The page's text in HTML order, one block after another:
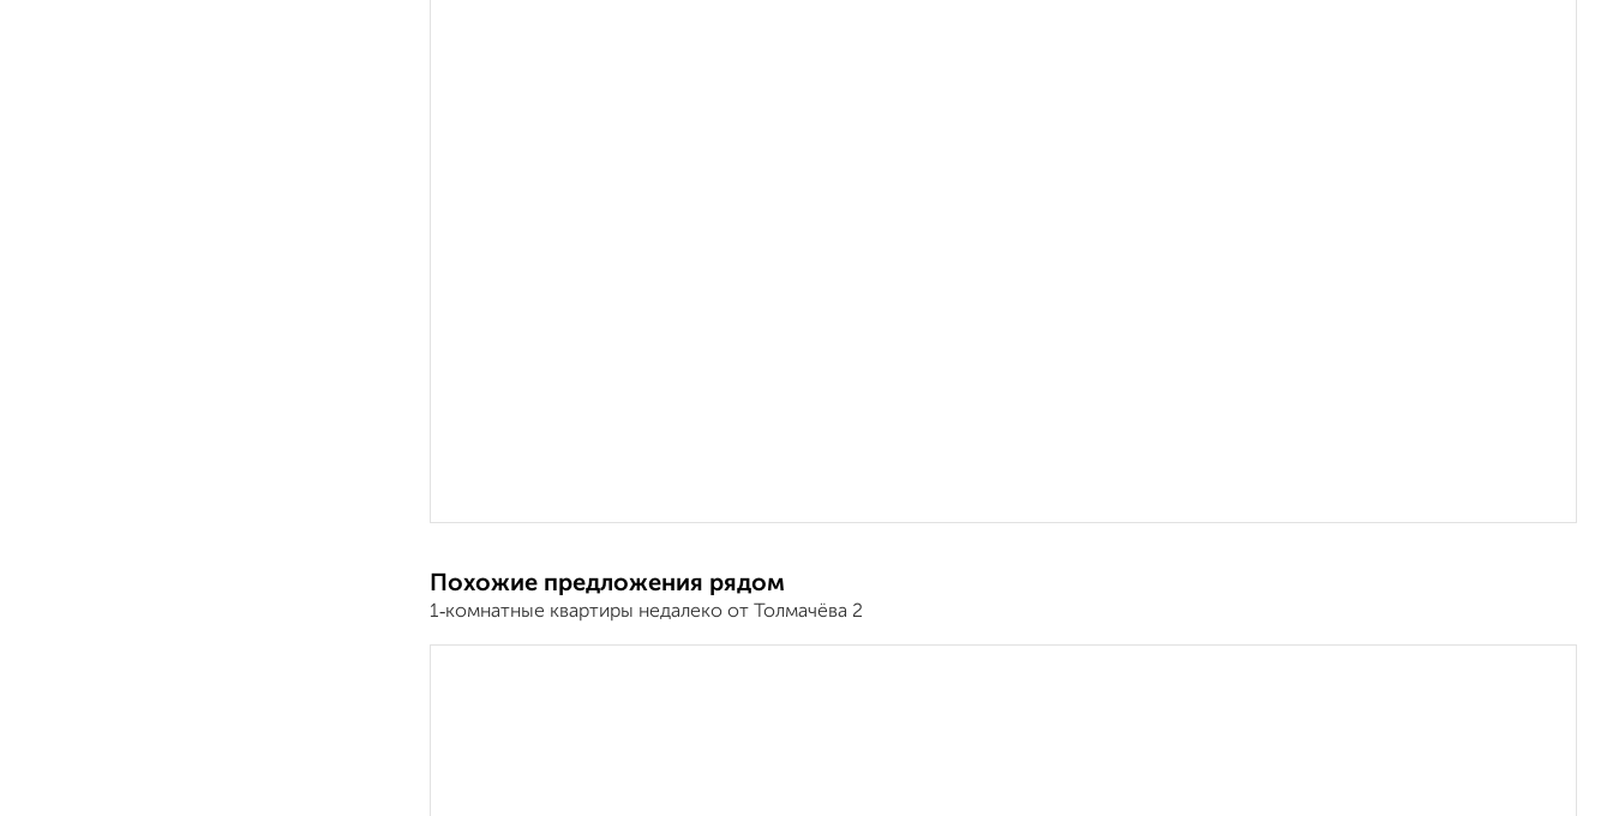
Похожие предложения рядом
1‑комнатные квартиры недалеко от Толмачёва 2